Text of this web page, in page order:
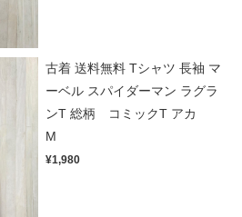
古着 送料無料 Tシャツ 長袖 マ
ーベル スパイダーマン ラグラ
ンT 総柄 コミックT アカ
M
¥1,980